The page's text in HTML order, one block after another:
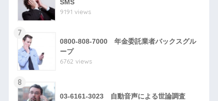
SMS
9191 views
7
0800-808-7000 年金委託業者バックスグル
ープ
6762 views
8
03-6161-3023 自動音声による世論調査